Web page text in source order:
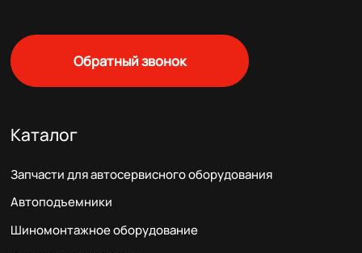
Обратный звонок
Каталог
Запчасти для автосервисного оборудования
Автоподъемники
Шиномонтажное оборудование